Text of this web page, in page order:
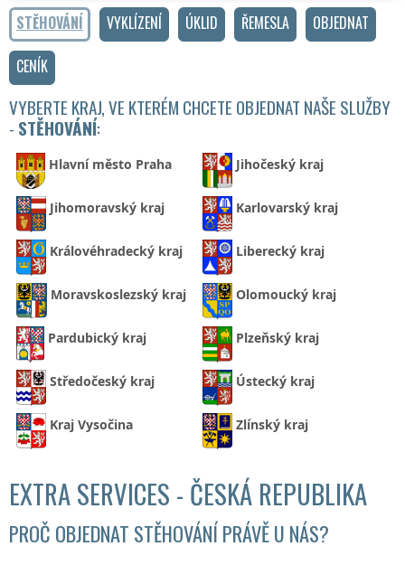
STĚHOVÁNÍ VYKLÍZENÍ ÚKLID ŘEMESLA
OBJEDNAT
CENÍK
VYBERTE KRAJ, VE KTERÉM CHCETE OBJEDNAT NAŠE SLUŽBY
- STĚHOVÁNÍ:
Hlavní město Praha Jihočeský kraj
Jihomoravský kraj Karlovarský kraj
Královéhradecký kraj Liberecký kraj
Moravskoslezský kraj Olomoucký kraj
Pardubický kraj Plzeňský kraj
Středočeský kraj Ústecký kraj
Kraj Vysočina Zlínský kraj
EXTRA SERVICES - ČESKÁ REPUBLIKA
PROČ OBJEDNAT STĚHOVÁNÍ PRÁVĚ U NÁS?